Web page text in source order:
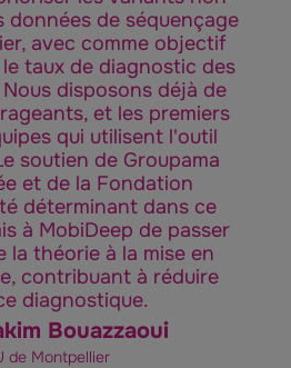
données de séquençage
avec comme objectif
taux de diagnostic des
disposons déjà de
et les premiers
qui utilisent l'outil
soutien de Groupama
et de la Fondation
déterminant dans ce
à MobiDeep de passer
la théorie à la mise en
contribuant à réduire
diagnostique.
Bouazzaoui
de Montpellier